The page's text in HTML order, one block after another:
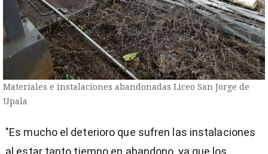
Materiales e instalaciones abandonadas Liceo San Jorge de
Upala
"Es mucho el deterioro que sufren las instalaciones
al estar tanto tiempo en abandono, ya que los